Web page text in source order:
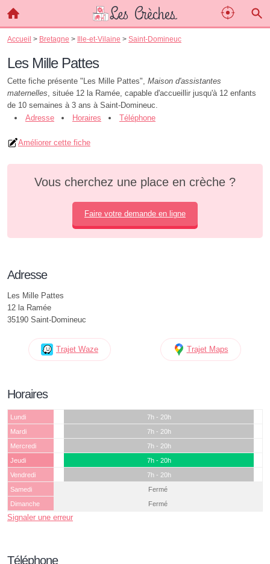
Accueil > Bretagne > Ille-et-Vilaine > Saint-Domineuc
Les Mille Pattes
Cette fiche présente "Les Mille Pattes", Maison d'assistantes
maternelles, située 12 la Ramée, capable d'accueillir jusqu'à 12 enfants
de 10 semaines à 3 ans à Saint-Domineuc.
Adresse
Horaires Téléphone
Améliorer cette fiche
Vous cherchez une place en crèche ?
Faire votre demande en ligne
Adresse
Les Mille Pattes
12 la Ramée
35190 Saint-Domineuc
Trajet Waze Trajet Maps
Horaires
Lundi
7h - 20h
Mardi
7h - 20h
Mercredi
7h - 20h
Jeudi
7h - 20h
Vendredi
7h - 20h
Samedi
Fermé
Dimanche
Fermé
Signaler une erreur
Téléphone